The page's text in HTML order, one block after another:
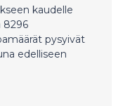
kaudelle
8296
pysyivät
edelliseen